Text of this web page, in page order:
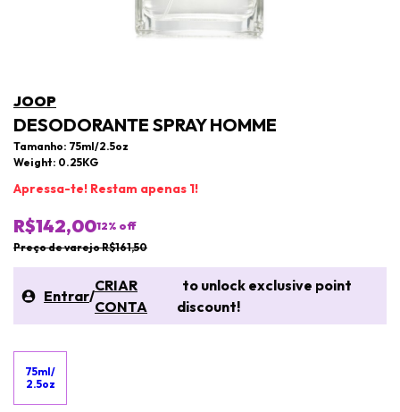
JOOP
DESODORANTE SPRAY HOMME
Tamanho: 75ml/2.5oz
Weight: 0.25KG
Apressa-te! Restam apenas 1!
R$142,0012% off
Preço de varejo R$161,50
Entrar/
CRIAR
CONTA
to unlock exclusive point
discount!
75ml/
2.5oz